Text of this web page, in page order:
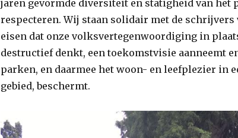
jaren gevormde diversiteit en statigheid van het
respecteren. Wij staan solidair met de schrijvers
eisen dat onze volksvertegenwoordiging in
destructief denkt, een toekomstvisie aanneemt
parken, en daarmee het woon- en leefplezier in
gebied, beschermt.